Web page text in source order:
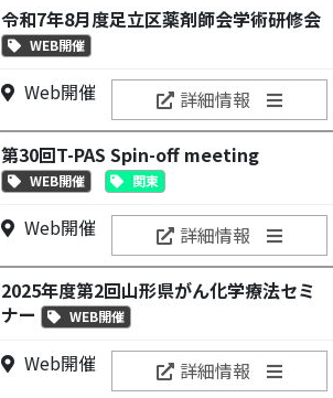
令和7年8月度足立区薬剤師会学術研修会
WEB開催
Web開催
詳細情報
第30回T-PAS Spin-off meeting
WEB開催 関東
Web開催
詳細情報
2025年度第2回山形県がん化学療法セミ
ナー
WEB開催
Web開催 詳細情報